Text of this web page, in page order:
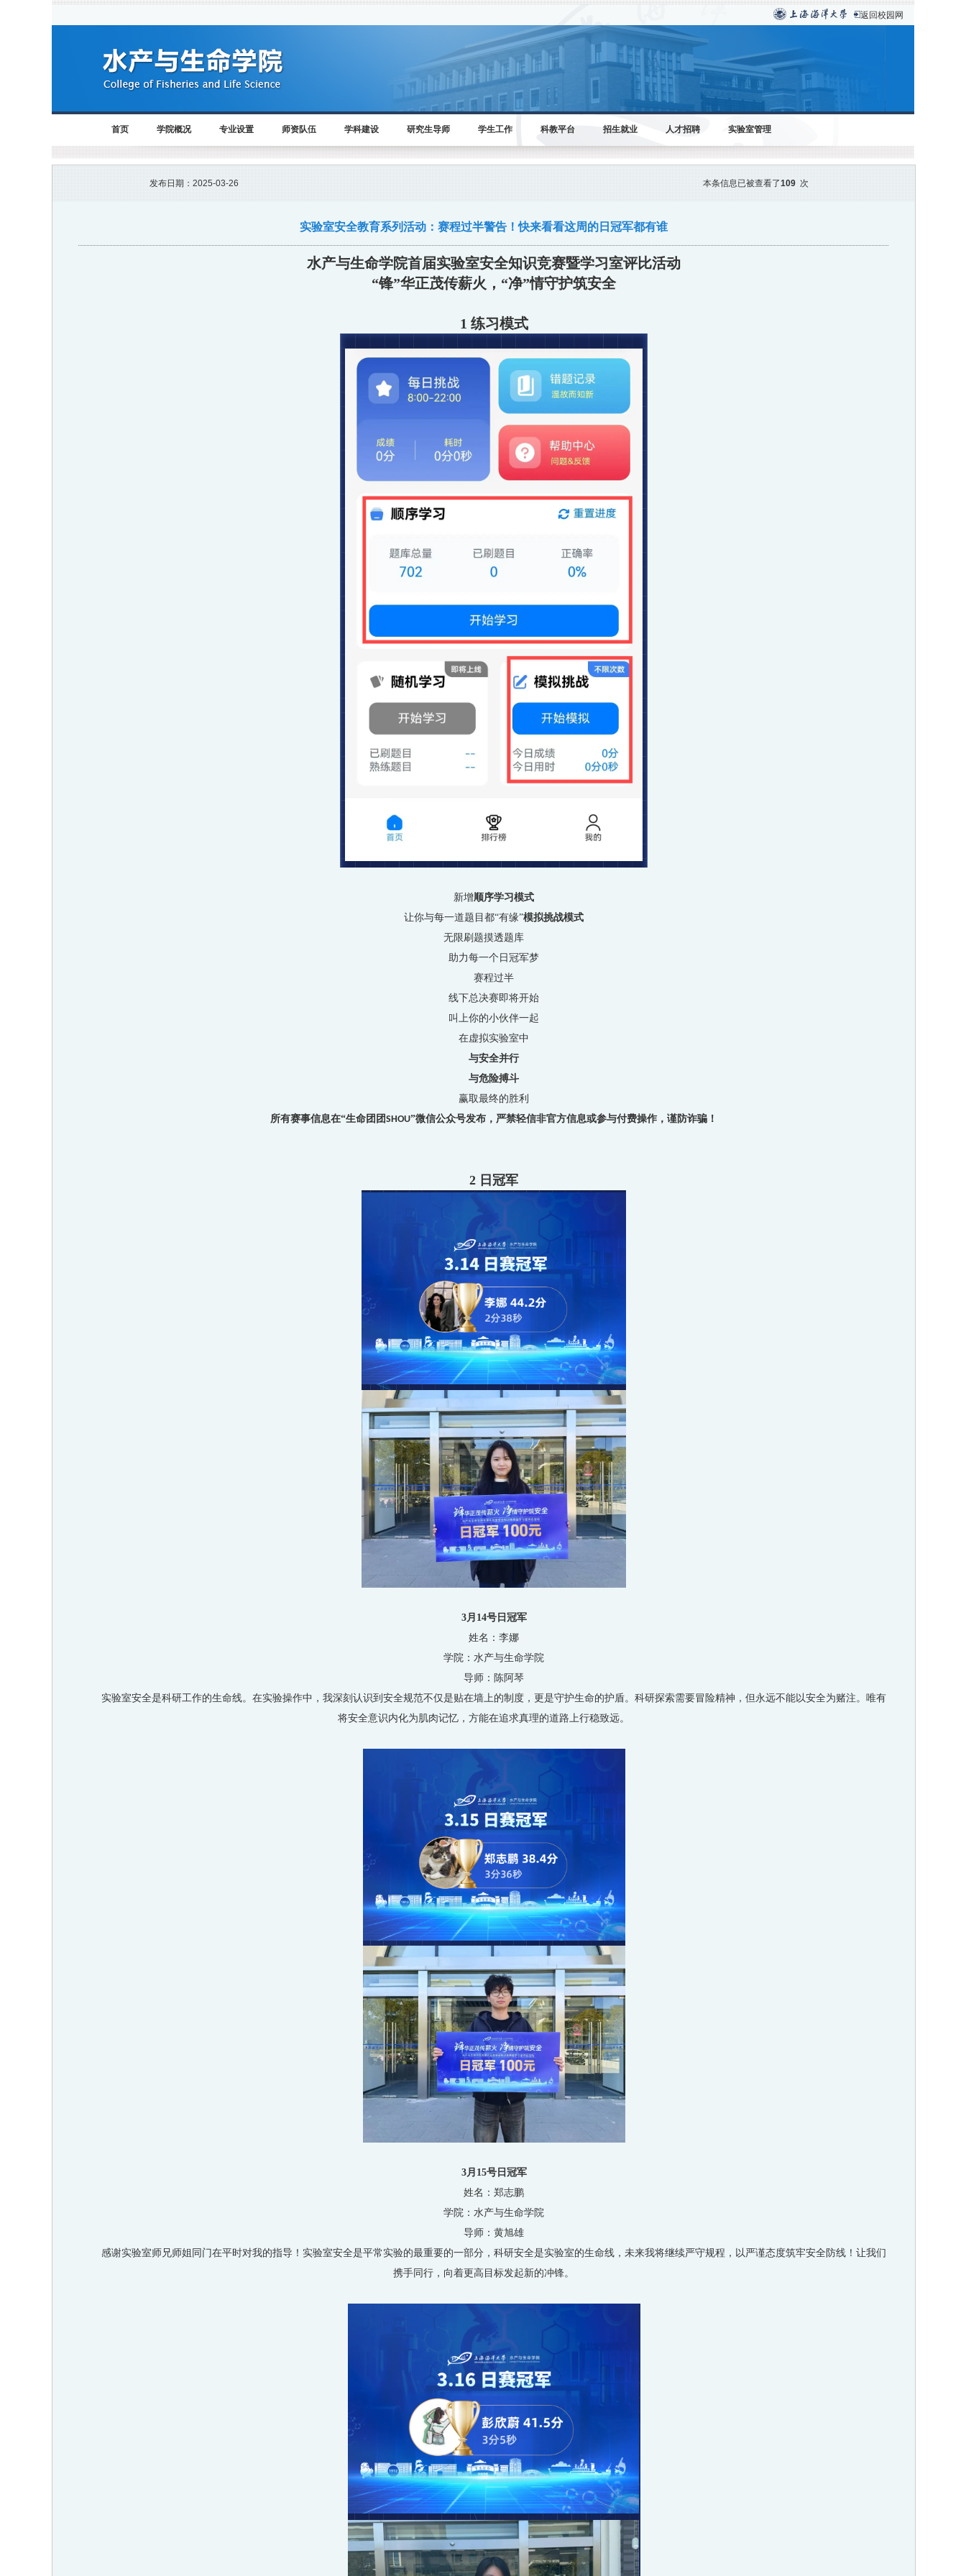
返回校园网
首页 学院概况 专业设置 师资队伍 学科建设 研究生导师 学生工作 科教平台 招生就业 人才招聘 实验室管理
发布日期：2025-03-26 本条信息已被查看了109 次
实验室安全教育系列活动：赛程过半警告！快来看看这周的日冠军都有谁
水产与生命学院首届实验室安全知识竞赛暨学习室评比活动
“锋”华正茂传薪火，“净”情守护筑安全
1 练习模式
新增顺序学习模式
让你与每一道题目都“有缘”模拟挑战模式
无限刷题摸透题库
助力每一个日冠军梦
赛程过半
线下总决赛即将开始
叫上你的小伙伴一起
在虚拟实验室中
与安全并行
与危险搏斗
赢取最终的胜利
所有赛事信息在“生命团团SHOU”微信公众号发布，严禁轻信非官方信息或参与付费操作，谨防诈骗！
2 日冠军
3月14号日冠军
姓名：李娜
学院：水产与生命学院
导师：陈阿琴
实验室安全是科研工作的生命线。在实验操作中，我深刻认识到安全规范不仅是贴在墙上的制度，更是守护生命的护盾。科研探索需要冒险精神，但永远不能以安全为赌注。唯有
将安全意识内化为肌肉记忆，方能在追求真理的道路上行稳致远。
3月15号日冠军
姓名：郑志鹏
学院：水产与生命学院
导师：黄旭雄
感谢实验室师兄师姐同门在平时对我的指导！实验室安全是平常实验的最重要的一部分，科研安全是实验室的生命线，未来我将继续严守规程，以严谨态度筑牢安全防线！让我们
携手同行，向着更高目标发起新的冲锋。